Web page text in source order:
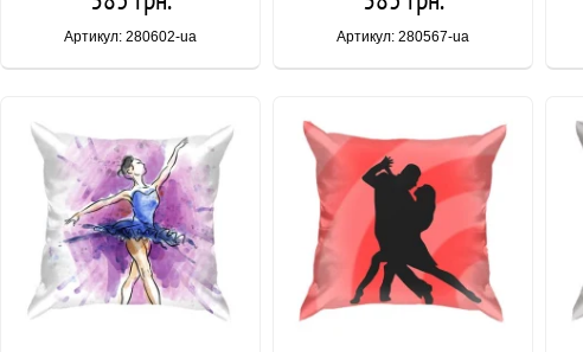
Артикул: 280602-ua Артикул: 280567-ua